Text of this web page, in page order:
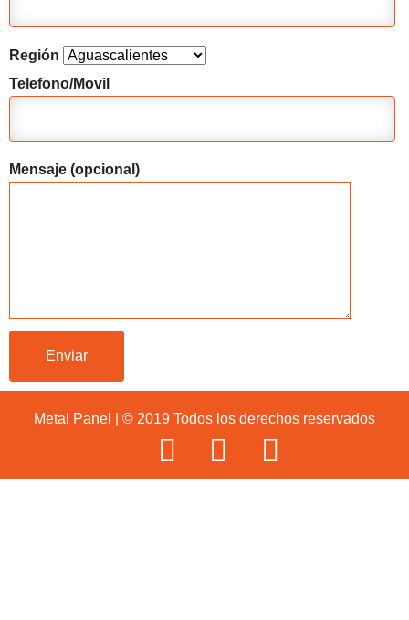
Región
Telefono/Movil
Mensaje (opcional)
Metal Panel | © 2019 Todos los derechos reservados